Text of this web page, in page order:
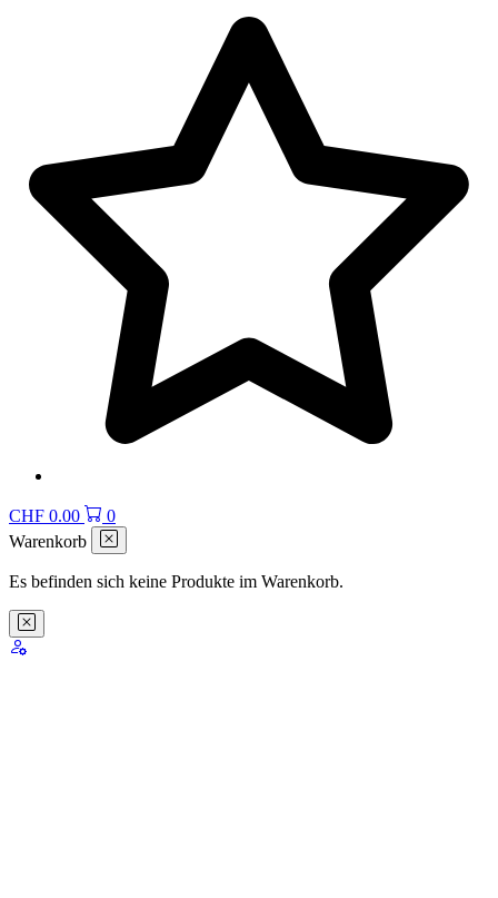
CHF 0.00
0
Warenkorb
Es befinden sich keine Produkte im Warenkorb.